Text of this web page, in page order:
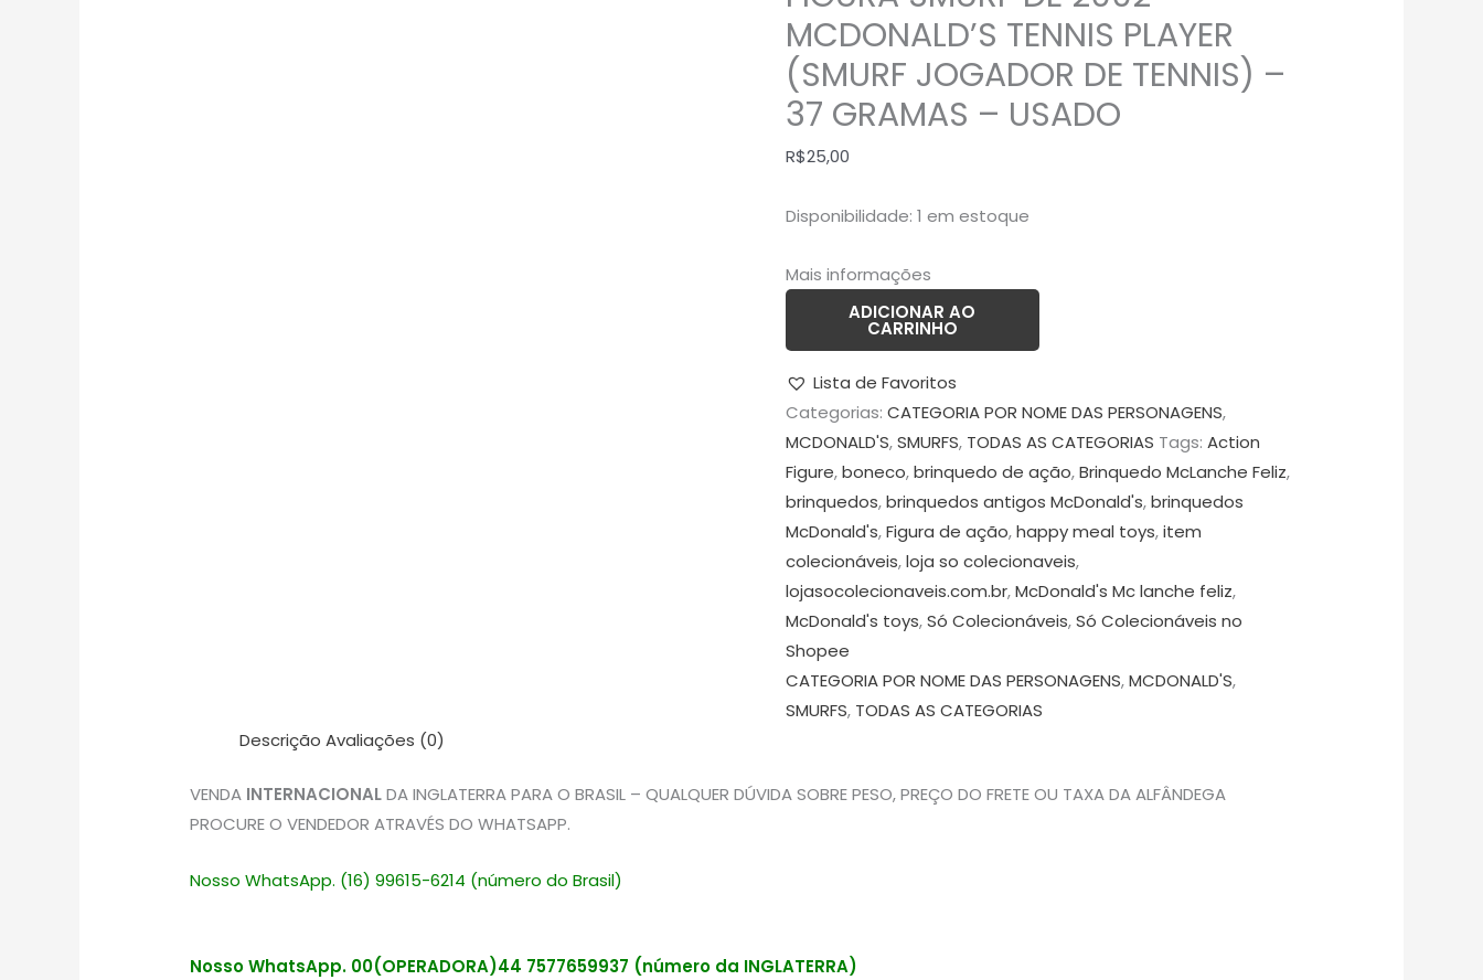
MCDONALD’S TENNIS PLAYER
(SMURF JOGADOR DE TENNIS) –
37 GRAMAS – USADO
R$25,00
Disponibilidade: 1 em estoque
Mais informações
MCDONALD'S
TENNIS
PLAYER
(SMURF
DE
–
GRAMAS
USADO
quantidade
ADICIONAR AO
CARRINHO
Lista de Favoritos
Categorias: CATEGORIA POR NOME DAS PERSONAGENS,
MCDONALD'S,SMURFS, TODAS AS CATEGORIAS Tags: Action
Figure,boneco,brinquedo de ação,Brinquedo McLanche Feliz,
brinquedos,brinquedos antigos McDonald's,brinquedos
McDonald's,Figura de ação,happy meal toys,item
colecionáveis,loja so colecionaveis,
lojasocolecionaveis.com.br,McDonald's Mc lanche feliz,
McDonald's toys,Só Colecionáveis,Só Colecionáveis no
Shopee
CATEGORIA POR NOME DAS PERSONAGENS,MCDONALD'S,
SMURFS, TODAS AS CATEGORIAS
Descrição Avaliações (0)
VENDA INTERNACIONALDA INGLATERRA PARA O BRASIL – QUALQUER DÚVIDA SOBRE PESO, PREÇO DO FRETE OU TAXA DA ALFÂNDEGA
PROCURE O VENDEDOR ATRAVÉS DO WHATSAPP.
Nosso WhatsApp. (16) 99615-6214 (número do Brasil)
Nosso WhatsApp. 00(OPERADORA)44 7577659937 (número da INGLATERRA)